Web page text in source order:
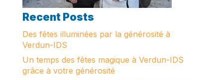
Recent Posts
Des fêtes illuminées par la générosité à
Verdun-IDS
Un temps des fêtes magique à Verdun-IDS
grâce à votre générosité